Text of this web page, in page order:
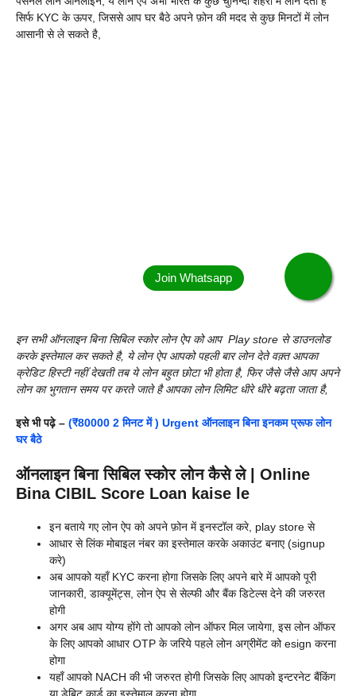
सिर्फ KYC के ऊपर, जिससे आप घर बैठे अपने फ़ोन की मदद से कुछ मिनटों में लोन
आसानी से ले सकते है,
इन सभी ऑनलाइन बिना सिबिल स्कोर लोन ऐप को आप Play store से डाउनलोड
करके इस्तेमाल कर सकते है, ये लोन ऐप आपको पहली बार लोन देते वक़्त आपका
क्रेडिट हिस्टी नहीं देखती तब ये लोन बहुत छोटा भी होता है, फिर जैसे जैसे आप अपने
लोन का भुगतान समय पर करते जाते है आपका लोन लिमिट धीरे धीरे बढ़ता जाता है,
इसे भी पढ़े – (₹80000 2 मिनट में ) Urgent ऑनलाइन बिना इनकम प्रूफ लोन
घर बैठे
ऑनलाइन बिना सिबिल स्कोर लोन कैसे ले | Online
Bina CIBIL Score Loan kaise le
इन बताये गए लोन ऐप को अपने फ़ोन में इनस्टॉल करे, play store से
आधार से लिंक मोबाइल नंबर का इस्तेमाल करके अकाउंट बनाए (signup
करे)
अब आपको यहाँ KYC करना होगा जिसके लिए अपने बारे में आपको पूरी
जानकारी, डाक्यूमेंट्स, लोन ऐप से सेल्फी और बैंक डिटेल्स देने की जरुरत
होगी
अगर अब आप योग्य होंगे तो आपको लोन ऑफर मिल जायेगा, इस लोन ऑफर
के लिए आपको आधार OTP के जरिये पहले लोन अग्रीमेंट को esign करना
होगा
यहाँ आपको NACH की भी जरुरत होगी जिसके लिए आपको इन्टरनेट बैंकिंग
या डेबिट कार्ड का इस्तेमाल करना होगा